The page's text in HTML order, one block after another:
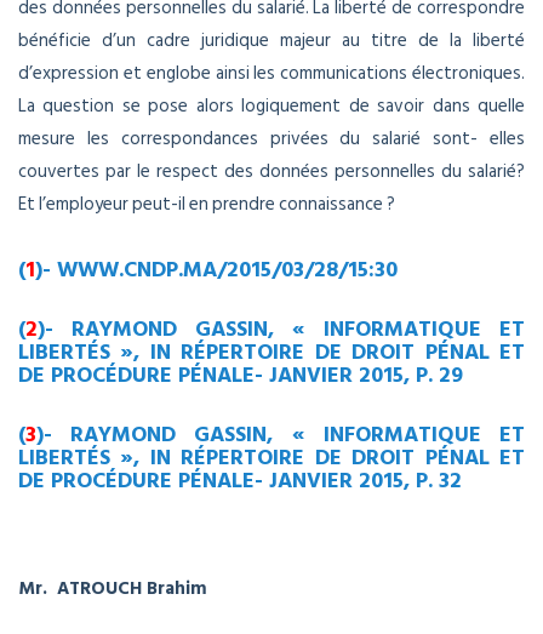
des données personnelles du salarié. La liberté de correspondre
bénéficie d’un cadre juridique majeur au titre de la liberté
d’expression et englobe ainsi les communications électroniques.
La question se pose alors logiquement de savoir dans quelle
mesure les correspondances privées du salarié sont- elles
couvertes par le respect des données personnelles du salarié?
Et l’employeur peut-il en prendre connaissance ?
(1)- WWW.CNDP.MA/2015/03/28/15:30
(2)- RAYMOND GASSIN, « INFORMATIQUE ET
LIBERTÉS », IN RÉPERTOIRE DE DROIT PÉNAL ET
DE PROCÉDURE PÉNALE- JANVIER 2015, P. 29
(3)- RAYMOND GASSIN, « INFORMATIQUE ET
LIBERTÉS », IN RÉPERTOIRE DE DROIT PÉNAL ET
DE PROCÉDURE PÉNALE- JANVIER 2015, P. 32
Mr. ATROUCH Brahim